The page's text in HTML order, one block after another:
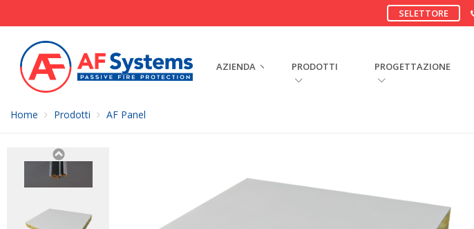
SELETTORE
AZIENDA PRODOTTI PROGETTAZIONE
Home Prodotti AF Panel